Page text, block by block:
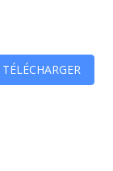
TÉLÉCHARGER